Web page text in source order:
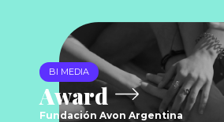
BI MEDIA
Award
Fundación Avon Argentina